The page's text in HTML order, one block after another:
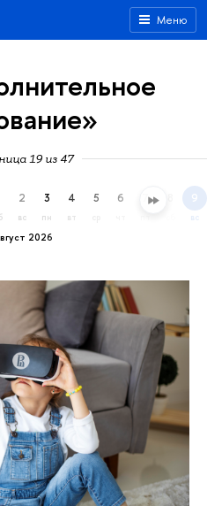
Меню
19 из 47
2026
2
вс
3
пн
4
вт
5 6 7 9
вс